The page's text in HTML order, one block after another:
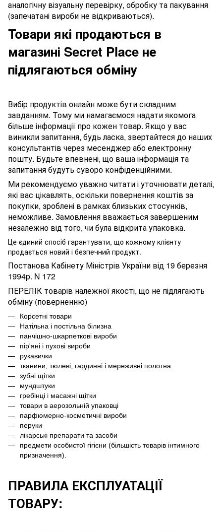
аналогічну візуальну перевірку, обробку та пакування
(запечатані вироби не відкриваються).
Товари які продаються в
магазині Secret Place не
підлягаються обміну
Вибір продуктів онлайн може бути складним
завданням. Тому ми намагаємося надати якомога
більше інформації про кожен товар. Якщо у вас
виникли запитання, будь ласка, звертайтеся до наших
консультантів через месенджер або електронну
пошту. Будьте впевнені, що ваша інформація та
запитання будуть суворо конфіденційними.
Ми рекомендуємо уважно читати і уточнювати деталі,
які вас цікавлять, оскільки повернення коштів за
покупки, зроблені в рамках близьких стосунків,
неможливе. Замовлення вважається завершеним
незалежно від того, чи була відкрита упаковка.
Це єдиний спосіб гарантувати, що кожному клієнту
продається новий і безпечний продукт.
Постанова Кабінету Міністрів України від 19 березня
1994р. N 172
ПЕРЕЛІК товарів належної якості, що не підлягають
обміну (поверненню)
Корсетні товари
Натільна і постільна білизна
панчішно-шкарпеткові вироби
пір'яні і пухові вироби
рукавички
тканини, тюлеві, гардинні і мереживні полотна
зубні щітки
мундштуки
гребінці і масажні щітки
товари в аерозольній упаковці
парфюмерно-косметичні вироби
перуки
лікарські препарати та засоби
предмети особистої гігієни (більшість товарів інтимного
призначення).
ПРАВИЛА ЕКСПЛУАТАЦІЇ
ТОВАРУ: